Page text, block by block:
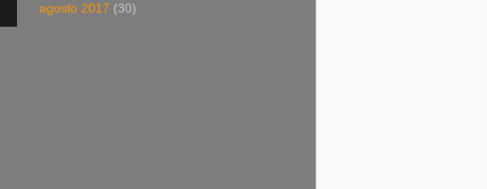
agosto 2017 (30)